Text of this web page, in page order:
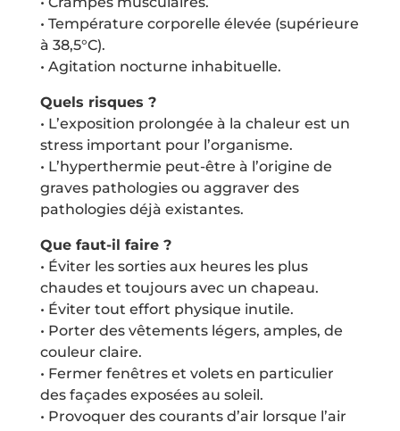
• Température corporelle élevée (supérieure
à 38,5°C).
• Agitation nocturne inhabituelle.
Quels risques ?
• L’exposition prolongée à la chaleur est un
stress important pour l’organisme.
• L’hyperthermie peut-être à l’origine de
graves pathologies ou aggraver des
pathologies déjà existantes.
Que faut-il faire ?
• Éviter les sorties aux heures les plus
chaudes et toujours avec un chapeau.
• Éviter tout effort physique inutile.
• Porter des vêtements légers, amples, de
couleur claire.
• Fermer fenêtres et volets en particulier
des façades exposées au soleil.
• Provoquer des courants d’air lorsque l’air